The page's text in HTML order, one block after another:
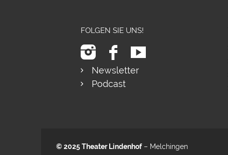
FOLGEN SIE UNS!
Newsletter
Podcast
© 2025Theater Lindenhof– Melchingen